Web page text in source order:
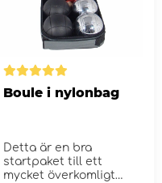
Boule i nylonbag
Detta är en bra
startpaket till ett
mycket överkomligt